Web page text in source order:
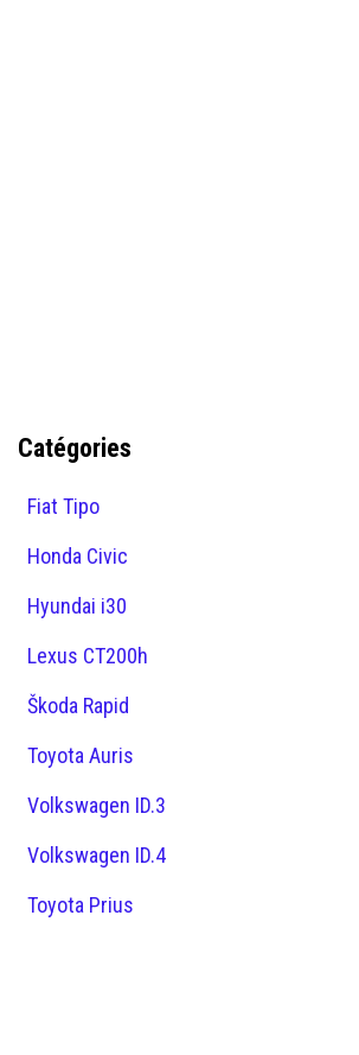
Catégories
Fiat Tipo
Honda Civic
Hyundai i30
Lexus CT200h
Škoda Rapid
Toyota Auris
Volkswagen ID.3
Volkswagen ID.4
Toyota Prius